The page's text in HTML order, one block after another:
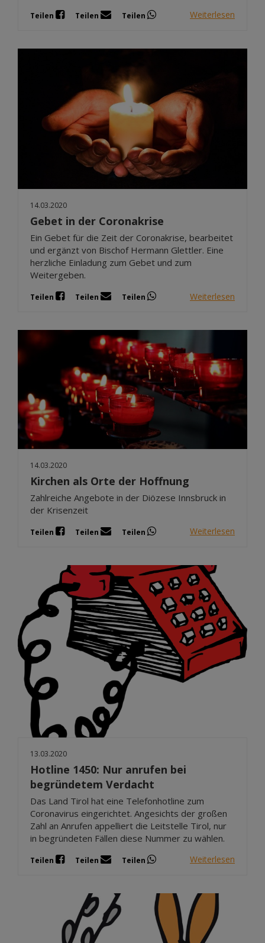
Teilen Teilen Teilen Weiterlesen
14.03.2020
Gebet in der Coronakrise
Ein Gebet für die Zeit der Coronakrise, bearbeitet
und ergänzt von Bischof Hermann Glettler. Eine
herzliche Einladung zum Gebet und zum
Weitergeben.
Teilen Teilen Teilen Weiterlesen
14.03.2020
Kirchen als Orte der Hoffnung
Zahlreiche Angebote in der Diözese Innsbruck in
der Krisenzeit
Teilen Teilen Teilen Weiterlesen
13.03.2020
Hotline 1450: Nur anrufen bei
begründetem Verdacht
Das Land Tirol hat eine Telefonhotline zum
Coronavirus eingerichtet. Angesichts der großen
Zahl an Anrufen appelliert die Leitstelle Tirol, nur
in begründeten Fällen diese Nummer zu wählen.
Teilen Teilen Teilen Weiterlesen